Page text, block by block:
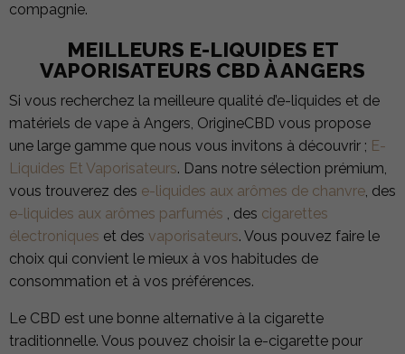
compagnie.
MEILLEURS E-LIQUIDES ET
VAPORISATEURS CBD À ANGERS
Si vous recherchez la meilleure qualité d’e-liquides et de
matériels de vape à Angers, OrigineCBD vous propose
une large gamme que nous vous invitons à découvrir ; E-
Liquides Et Vaporisateurs. Dans notre sélection prémium,
vous trouverez des e-liquides aux arômes de chanvre, des
e-liquides aux arômes parfumés , des cigarettes
électroniques et des vaporisateurs. Vous pouvez faire le
choix qui convient le mieux à vos habitudes de
consommation et à vos préférences.
Le CBD est une bonne alternative à la cigarette
traditionnelle. Vous pouvez choisir la e-cigarette pour